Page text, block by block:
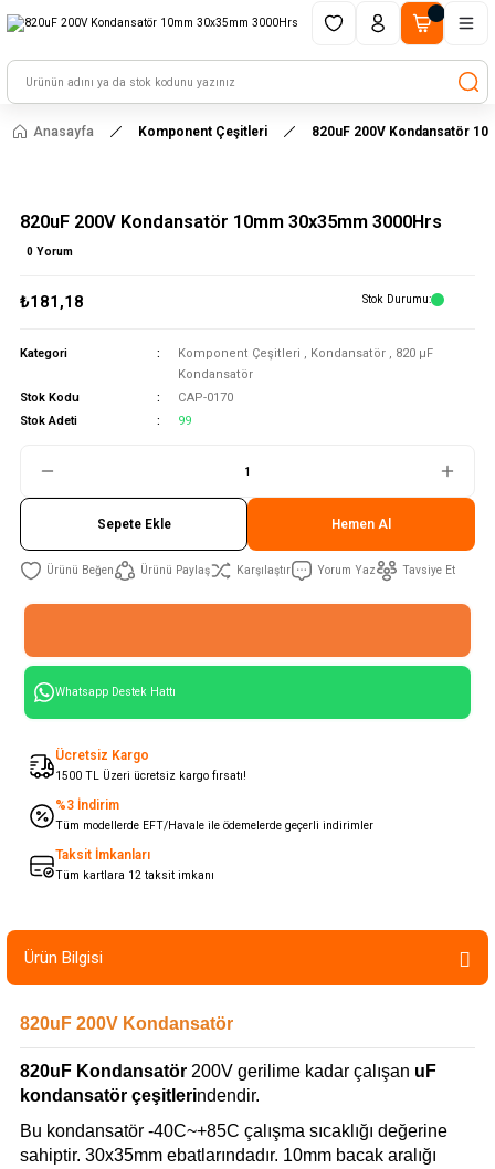
HAYAL ET - TASARLA - ÇALIŞTIR
Anasayfa Komponent Çeşitleri 820uF 200V Kondansatör
820uF 200V Kondansatör 10mm 30x35mm 3000Hrs
0 Yorum
₺181,18 Stok Durumu
Kategori Komponent Çeşitleri , Kondansatör , 820 μF
Kondansatör
Stok Kodu
CAP-0170
Stok Adeti
99
Sepete Ekle Hemen Al
Ürünü Paylaş Karşılaştır Yorum Yaz Tavsiye Et
Whatsapp Destek Hattı
Ücretsiz Kargo
1500 TL Üzeri ücretsiz kargo fırsatı!
%3 İndirim
Tüm modellerde EFT/Havale ile ödemelerde geçerli indirimler
Taksit İmkanları
Tüm kartlara 12 taksit imkanı
Ürün Bilgisi
820uF 200V Kondansatör
820uF Kondansatör 200V gerilime kadar çalışan uF
kondansatör çeşitlerindendir.
Bu kondansatör -40C~+85C çalışma sıcaklığı değerine
sahiptir. 30x35mm ebatlarındadır. 10mm bacak aralığı